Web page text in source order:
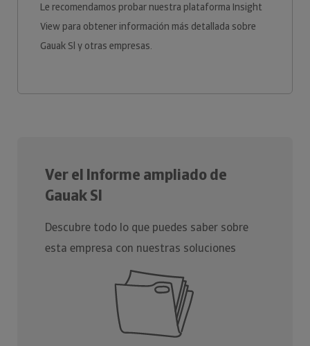
Le recomendamos probar nuestra plataforma Insight
View para obtener información más detallada sobre
Gauak Sl y otras empresas.
Ver el Informe ampliado de
Gauak Sl
Descubre todo lo que puedes saber sobre
esta empresa con nuestras soluciones